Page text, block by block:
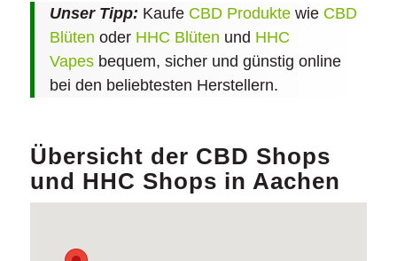
Unser Tipp: Kaufe CBD Produktewie CBD
Blüten oder HHC Blüten und HHC
Vapesbequem, sicher und günstig online
bei den beliebtesten Herstellern.
Übersicht der CBD Shops
und HHC Shops in Aachen